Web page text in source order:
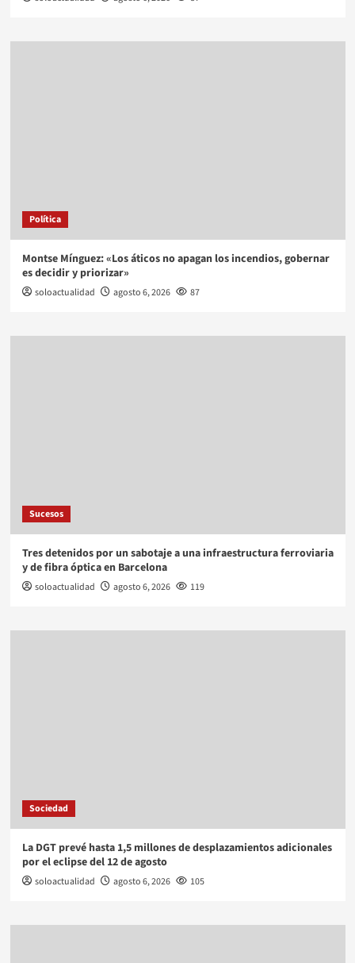
Política
Montse Mínguez: «Los áticos no apagan los incendios, gobernar
es decidir y priorizar»
soloactualidad agosto 6, 2026 87
Sucesos
Tres detenidos por un sabotaje a una infraestructura ferroviaria
y de fibra óptica en Barcelona
soloactualidad agosto 6, 2026 119
Sociedad
La DGT prevé hasta 1,5 millones de desplazamientos adicionales
por el eclipse del 12 de agosto
soloactualidad agosto 6, 2026 105